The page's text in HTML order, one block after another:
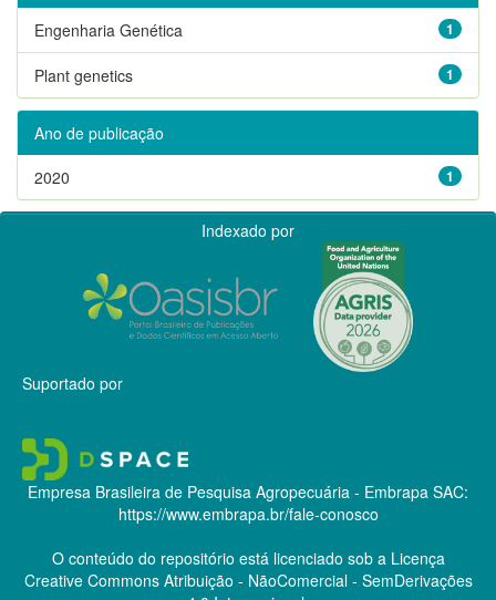
1
Engenharia Genética
1
Plant genetics
Ano de publicação
1
2020
Indexado por
Suportado por
Empresa Brasileira de Pesquisa Agropecuária - Embrapa SAC:
https://www.embrapa.br/fale-conosco
O conteúdo do repositório está licenciado sob a Licença
Creative CommonsAtribuição - NãoComercial - SemDerivações